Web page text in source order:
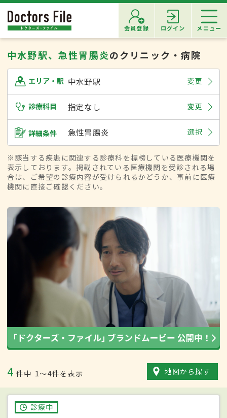
会員登録 ログイン メニュー
中水野駅、急性胃腸炎のクリニック・病院
エリア・駅 中水野駅 変更
診療科目 指定なし 変更
詳細条件 急性胃腸炎 選択
※該当する疾患に関連する診療科を標榜している医療機関を
表示しております。掲載されている医療機関を受診される場
合は、ご希望の診療内容が受けられるかどうか、事前に医療
機関に直接ご確認ください。
4 件中 1〜4件を表示 地図から探す
診療中